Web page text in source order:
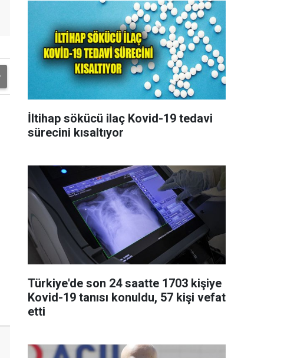
İltihap sökücü ilaç Kovid-19 tedavi
sürecini kısaltıyor
Türkiye'de son 24 saatte 1703 kişiye
Kovid-19 tanısı konuldu, 57 kişi vefat
etti